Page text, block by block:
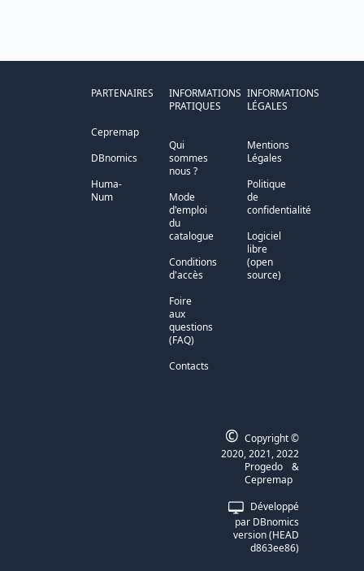
PARTENAIRES
Cepremap
DBnomics
Huma-
Num
INFORMATIONS
PRATIQUES
Qui
sommes
nous ?
Mode
d'emploi
du
catalogue
Conditions
d'accès
Foire
aux
questions
(FAQ)
Contacts
INFORMATIONS
LÉGALES
Mentions
Légales
Politique
de
confidentialité
Logiciel
libre
(open
source)
Développé
par DBnomics
version(HEAD
d863ee86)
© Copyright ©
2020, 2021, 2022
Progedo
&
Cepremap